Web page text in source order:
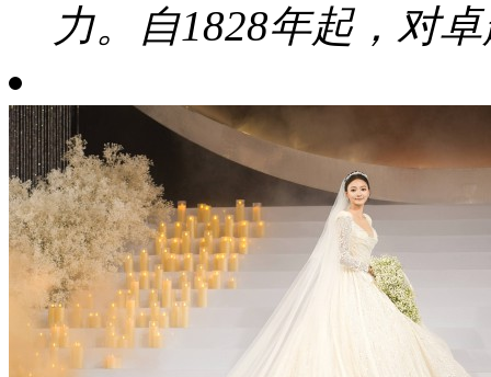
力。自1828年起，对